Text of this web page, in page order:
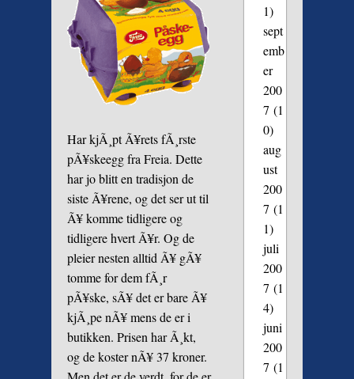
Har kjÃ¸pt Ã¥rets fÃ¸rste
pÃ¥skeegg fra Freia. Dette
har jo blitt en tradisjon de
siste Ã¥rene, og det ser ut til
Ã¥ komme tidligere og
tidligere hvert Ã¥r. Og de
pleier nesten alltid Ã¥ gÃ¥
tomme for dem fÃ¸r
pÃ¥ske, sÃ¥ det er bare Ã¥
kjÃ¸pe nÃ¥ mens de er i
butikken. Prisen har Ã¸kt,
og de koster nÃ¥ 37 kroner.
1)
sept
emb
er
200
7 (1
0)
aug
ust
200
7 (1
1)
juli
200
7 (1
4)
juni
200
7 (1